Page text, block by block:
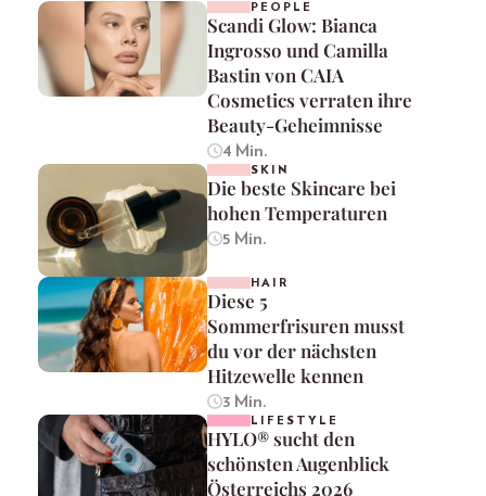
PEOPLE
Scandi Glow: Bianca
Ingrosso und Camilla
Bastin von CAIA
Cosmetics verraten ihre
Beauty-Geheimnisse
4 Min.
SKIN
Die beste Skincare bei
hohen Temperaturen
5 Min.
HAIR
Diese 5
Sommerfrisuren musst
du vor der nächsten
Hitzewelle kennen
3 Min.
LIFESTYLE
HYLO® sucht den
schönsten Augenblick
Österreichs 2026